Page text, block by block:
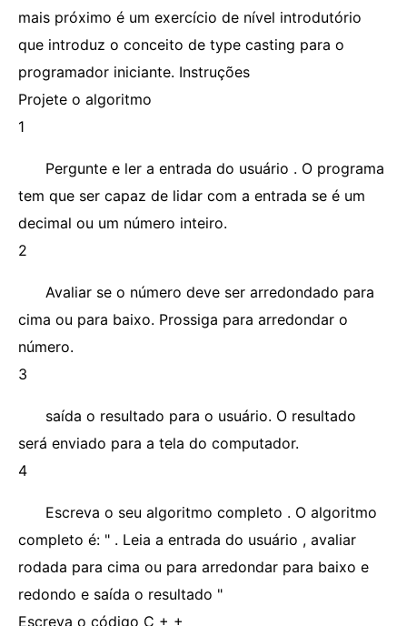
mais próximo é um exercício de nível introdutório
que introduz o conceito de type casting para o
programador iniciante. Instruções
Projete o algoritmo
1
Pergunte e ler a entrada do usuário . O programa
tem que ser capaz de lidar com a entrada se é um
decimal ou um número inteiro.
2
Avaliar se o número deve ser arredondado para
cima ou para baixo. Prossiga para arredondar o
número.
3
saída o resultado para o usuário. O resultado
será enviado para a tela do computador.
4
Escreva o seu algoritmo completo . O algoritmo
completo é: " . Leia a entrada do usuário , avaliar
rodada para cima ou para arredondar para baixo e
redondo e saída o resultado "
Escreva o código C + +